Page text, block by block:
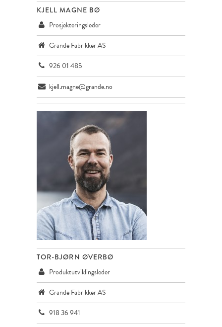
KJELL MAGNE BØ
Prosjekteringsleder
Grande Fabrikker AS
926 01 485
kjell.magne@grande.no
TOR-BJØRN ØVERBØ
Produktutviklingsleder
Grande Fabrikker AS
918 36 941